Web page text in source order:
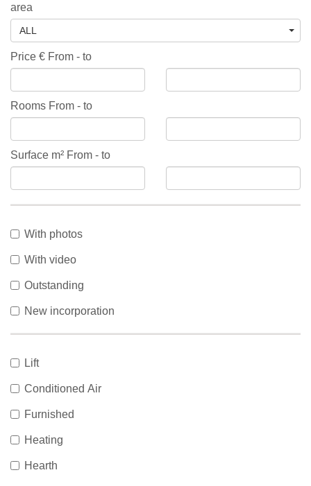
area
ALL
Price € From - to
Rooms From - to
Surface m² From - to
With photos
With video
Outstanding
New incorporation
Lift
Conditioned Air
Furnished
Heating
Hearth